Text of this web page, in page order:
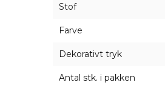
Stof
Farve
Dekorativt tryk
Antal stk. i pakken